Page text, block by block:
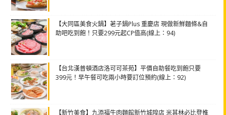
【大同區美食火鍋】荖子鍋Plus 重慶店 現做新鮮麵條&自
助吧吃到飽！只要299元起CP值高(線上：94)
【台北漢普頓酒店洛可可茶苑】平價自助餐吃到飽只要
399元！早午餐可吃兩小時要訂位預約(線上：92)
【新竹美食】九添福牛肉麵館新竹城隍店 米其林必比登推